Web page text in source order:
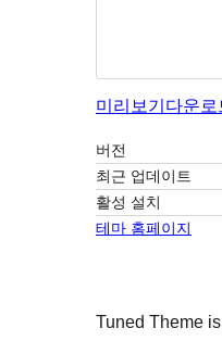
미리보기 다운로
버전
최근 업데이트
활성 설치
테마 홈페이지
Tuned Theme